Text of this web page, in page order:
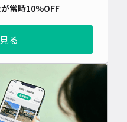
常時10%OFF
る